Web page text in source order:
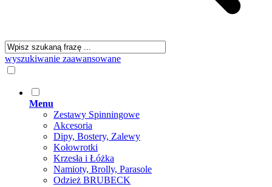
wyszukiwanie zaawansowane
Menu
Zestawy Spinningowe
Akcesoria
Dipy, Bostery, Zalewy
Kołowrotki
Krzesła i Łóżka
Namioty, Brolly, Parasole
Odzież BRUBECK